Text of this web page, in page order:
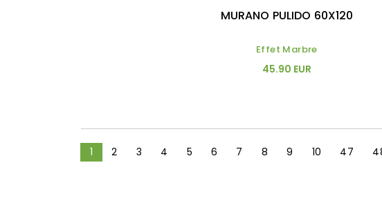
MURANO PULIDO 60X120
Effet Marbre
45.90 EUR
1 2 3 4 5 6 7 8 9 10 47